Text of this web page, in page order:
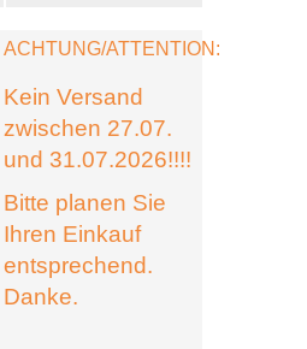
ACHTUNG/ATTENTION:
Kein Versand
zwischen 27.07.
und 31.07.2026!!!!
Bitte planen Sie
Ihren Einkauf
entsprechend.
Danke.